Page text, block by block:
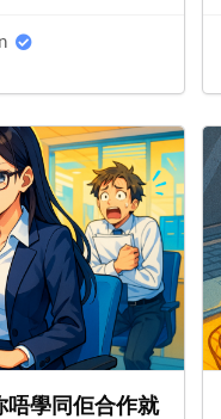
學同佢合作就